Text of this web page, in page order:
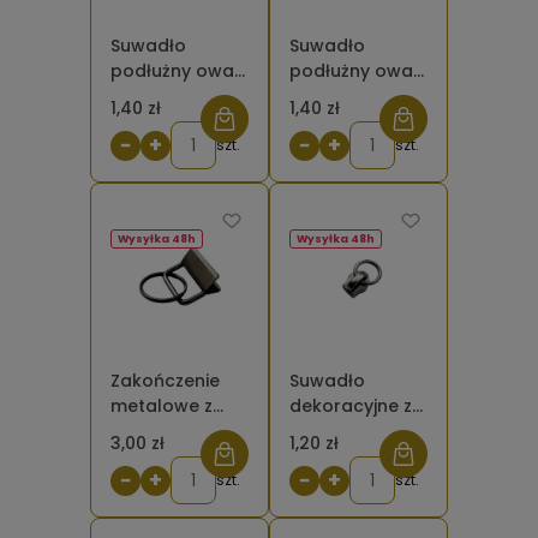
Suwadło
podłużny owal
#5 kolor
srebrny do
taśmy
kostkowej
1,40 zł
− + szt.
Suwadło
podłużny owal
#5 kolor
czarny do
taśmy
kostkowej
1,40 zł
− + szt.
Zakończenie
metalowe z
kółkiem do
taśmy nośnej
25 mm kolor
3,00 zł
Wysyłka 48h
− + szt.
Suwadło
dekoracyjne z
kółkiem czarne
do taśmy
suwakowej
1,20 zł
Wysyłka 48h
− + szt.